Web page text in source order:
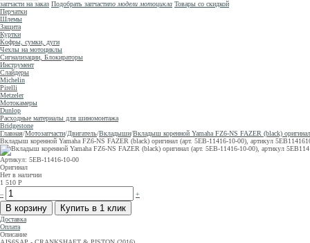
запчасти на заказ Подобрать запчастипо модели мотоцикла Товары со скидкой
Перчатки
Шлемы
Защита
Куртки
Кофры, сумки, дуги
Чехлы на мотоциклы
Сигнализации, Блокираторы
Инструмент
Слайдеры
Michelin
Pirelli
Metzeler
Мотокамеры
Dunlop
Расходные материалы для шиномонтажа
Bridgestone
Главная/Мотозапчасти/Двигатель/Вкладыши/Вкладыш коренной Yamaha FZ6-NS FAZER (black)
Вкладыш коренной Yamaha FZ6-NS FAZER (black) оригинал (арт. 5EB-11416-10-00), артикул
Артикул: 5EB-11416-10-00
Оригинал
Нет в наличии
1 510 Р
–
+
Доставка
Оплата
Описание